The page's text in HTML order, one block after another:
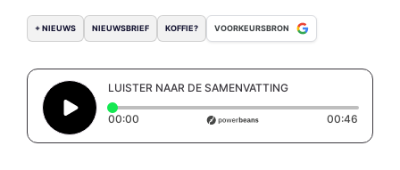
+ NIEUWS NIEUWSBRIEF KOFFIE? VOORKEURSBRON
LUISTER NAAR DE SAMENVATTING
00:00 Elapsed time: 0 seconds 00:46